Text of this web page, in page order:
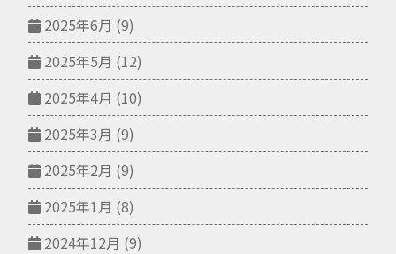
2025年6月 (9)
2025年5月 (12)
2025年4月 (10)
2025年3月 (9)
2025年2月 (9)
2025年1月 (8)
2024年12月 (9)